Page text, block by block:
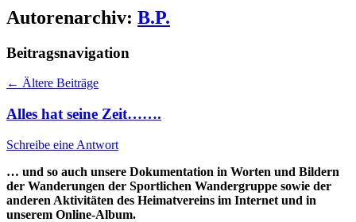
Autorenarchiv: B.P.
Beitragsnavigation
← Ältere Beiträge
Alles hat seine Zeit…….
Schreibe eine Antwort
… und so auch unsere Dokumentation in Worten und Bildern
der Wanderungen der Sportlichen Wandergruppe sowie der
anderen Aktivitäten des Heimatvereins im Internet und in
unserem Online-Album.